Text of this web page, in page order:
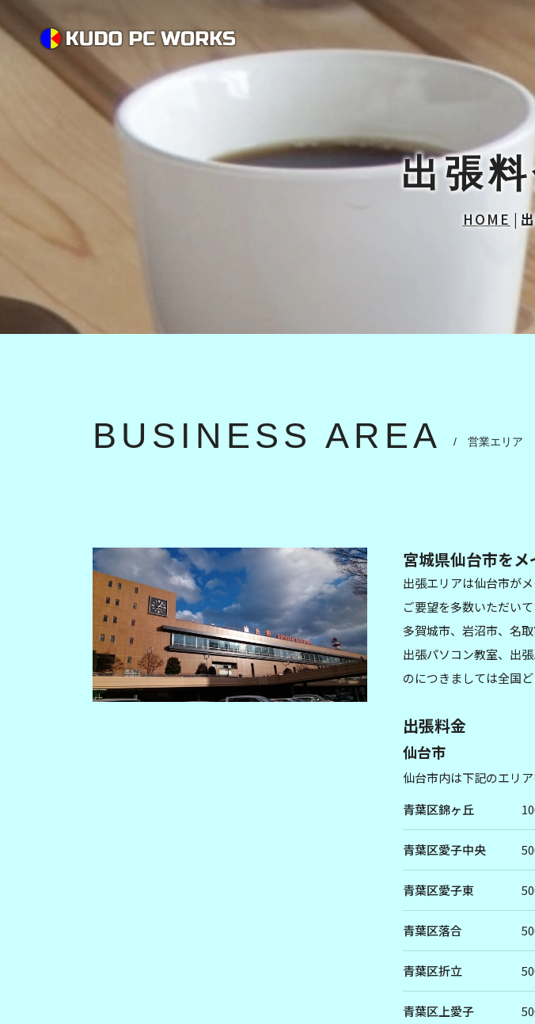
出張
HOME |
BUSINESS AREA / 営業エリア
宮城県仙台市をメ
出張エリアは仙台市が
ご要望を多数いただい
多賀城市、岩沼市、名
出張パソコン教室、出
のにつきましては全国
出張料金
仙台市
仙台市内は下記のエリ
青葉区錦ヶ丘
青葉区愛子中央
青葉区愛子東
青葉区落合
青葉区折立
青葉区上愛子